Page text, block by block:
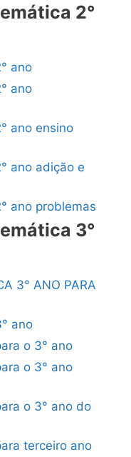
2°
ano
ano
ano ensino
ano adição e
ano problemas
3°
3° ANO PARA
ano
o 3° ano
o 3° ano
o 3° ano do
terceiro ano